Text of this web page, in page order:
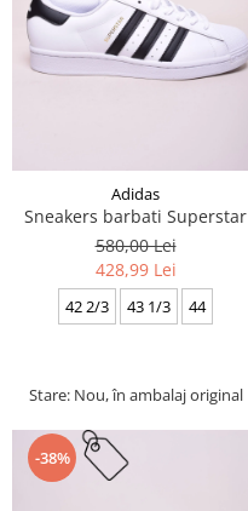
Adidas
Sneakers barbati Superstar
580,00 Lei
428,99 Lei
42 2/3 43 1/3 44
Stare: Nou, în ambalaj original
-38%